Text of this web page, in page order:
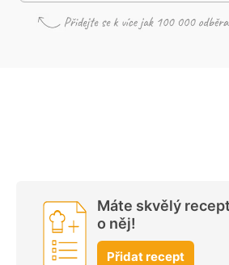
Máte skvělý
o něj!
Přidat recept